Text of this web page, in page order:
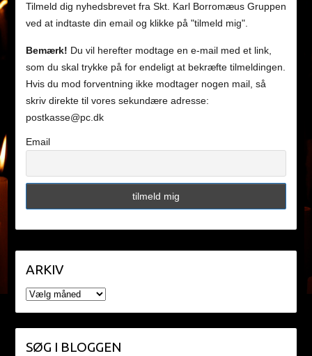
Tilmeld dig nyhedsbrevet fra Skt. Karl Borromæus Gruppen
ved at indtaste din email og klikke på "tilmeld mig".
Bemærk! Du vil herefter modtage en e-mail med et link,
som du skal trykke på for endeligt at bekræfte tilmeldingen.
Hvis du mod forventning ikke modtager nogen mail, så
skriv direkte til vores sekundære adresse:
postkasse@pc.dk
Email
ARKIV
ARKIV
SØG I BLOGGEN